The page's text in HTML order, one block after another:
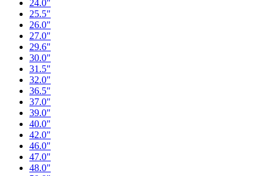
24.0"
25.5"
26.0"
27.0"
29.6"
30.0"
31.5"
32.0"
36.5"
37.0"
39.0"
40.0"
42.0"
46.0"
47.0"
48.0"